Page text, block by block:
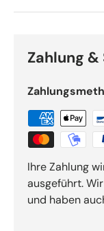
Zahlung
Ihre Zahlung
ausgeführt.
und haben